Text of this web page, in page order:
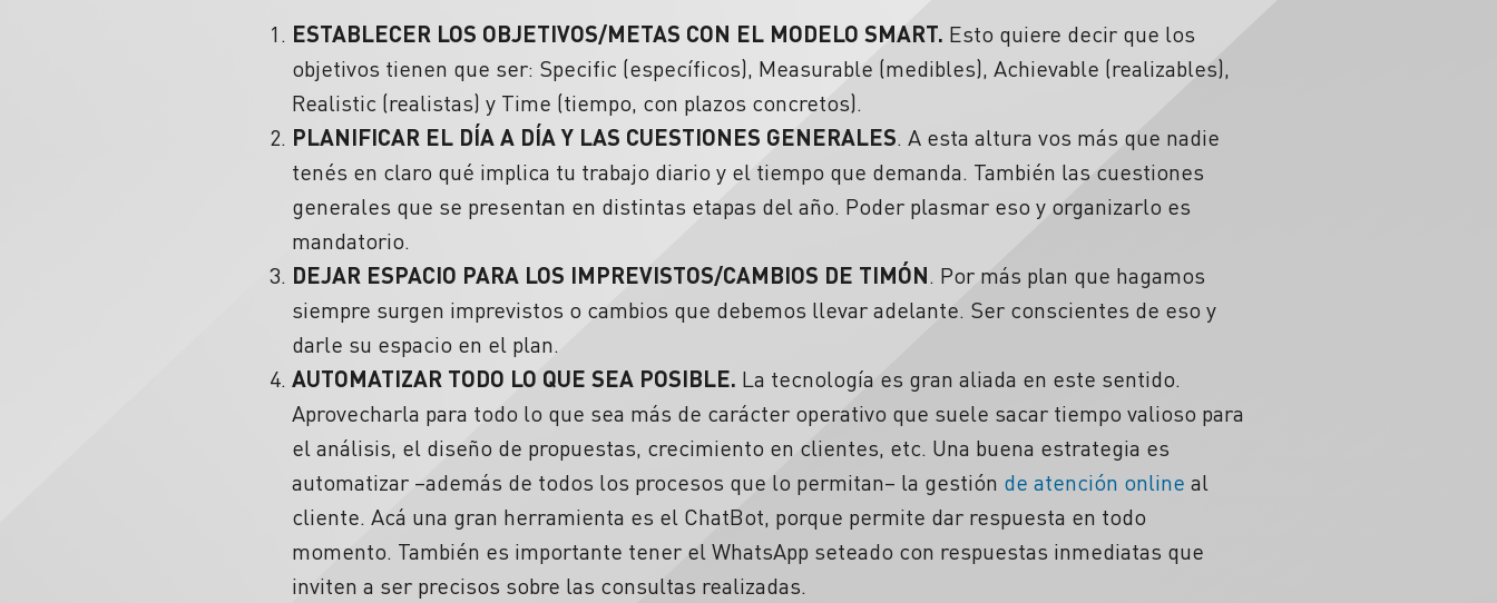
ESTABLECER LOS OBJETIVOS/METAS CON EL MODELO SMART. Esto quiere decir que los
objetivos tienen que ser: Specific (específicos), Measurable (medibles), Achievable (realizables),
Realistic (realistas) y Time (tiempo, con plazos concretos).
PLANIFICAR EL DÍA A DÍA Y LAS CUESTIONES GENERALES. A esta altura vos más que nadie
tenés en claro qué implica tu trabajo diario y el tiempo que demanda. También las cuestiones
generales que se presentan en distintas etapas del año. Poder plasmar eso y organizarlo es
mandatorio.
DEJAR ESPACIO PARA LOS IMPREVISTOS/CAMBIOS DE TIMÓN. Por más plan que hagamos
siempre surgen imprevistos o cambios que debemos llevar adelante. Ser conscientes de eso y
darle su espacio en el plan.
AUTOMATIZAR TODO LO QUE SEA POSIBLE. La tecnología es gran aliada en este sentido.
Aprovecharla para todo lo que sea más de carácter operativo que suele sacar tiempo valioso para
el análisis, el diseño de propuestas, crecimiento en clientes, etc. Una buena estrategia es
automatizar –además de todos los procesos que lo permitan– la gestión de atención online al
cliente. Acá una gran herramienta es el ChatBot, porque permite dar respuesta en todo
momento. También es importante tener el WhatsApp seteado con respuestas inmediatas que
inviten a ser precisos sobre las consultas realizadas.